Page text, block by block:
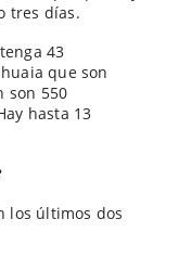
tres días.
43
que son
son 550
hasta 13
los últimos dos